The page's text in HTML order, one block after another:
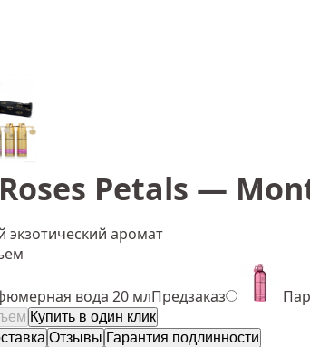
Petals —
экзотический аромат
вода 20 млПредзаказ
Купить в один клик
Отзывы Гарантия подлинности